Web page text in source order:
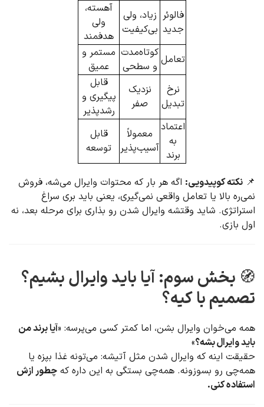
فالوئر
جدید
زیاد، ولی
بی‌کیفیت
آهسته،
ولی
هدفمند
تعاملکوتاه‌مدت
و سطحی
مستمر و
عمیق
نرخ
تبدیل
نزدیک
صفر
قابل
پیگیری و
رشدپذیر
اعتماد
به
برند
معمولاً
آسیب‌پذیر
قابل
توسعه
📌 نکته کوپیدویی: اگه هر بار که محتوات وایرال می‌شه، فروش
نمی‌ره بالا یا تعامل واقعی نمی‌گیری، یعنی باید بری سراغ
استراتژی. شاید وقتشه وایرال شدن رو بذاری برای مرحله بعد، نه
اول بازی.
🧭 بخش سوم: آیا باید وایرال بشیم؟
تصمیم با کیه؟
همه می‌خوان وایرال بشن، اما کمتر کسی می‌پرسه: «آیا برند من
باید وایرال بشه؟»
حقیقت اینه که وایرال شدن مثل آتیشه: می‌تونه غذا بپزه یا
همه‌چی رو بسوزونه. همه‌چی بستگی به این داره که چطور ازش
استفاده کنی.